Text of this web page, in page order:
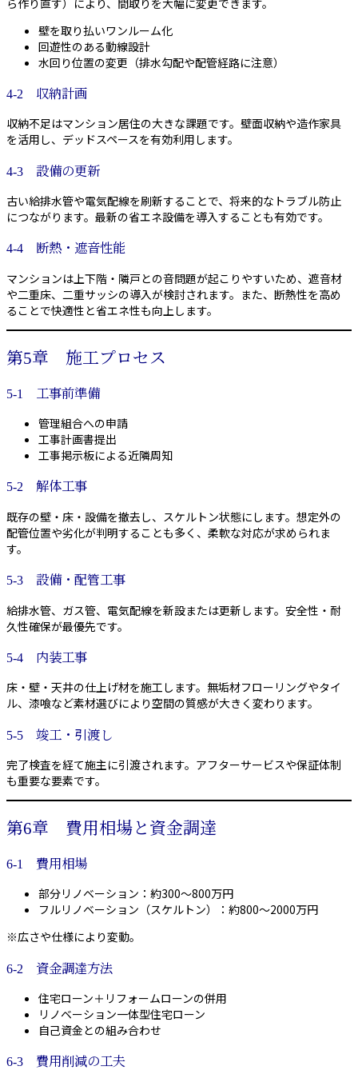
壁を取り払いワンルーム化
回遊性のある動線設計
水回り位置の変更（排水勾配や配管経路に注意）
4-2 収納計画
収納不足はマンション居住の大きな課題です。壁面収納や造作家具
を活用し、デッドスペースを有効利用します。
4-3 設備の更新
古い給排水管や電気配線を刷新することで、将来的なトラブル防止
につながります。最新の省エネ設備を導入することも有効です。
4-4 断熱・遮音性能
マンションは上下階・隣戸との音問題が起こりやすいため、遮音材
や二重床、二重サッシの導入が検討されます。また、断熱性を高め
ることで快適性と省エネ性も向上します。
第5章 施工プロセス
5-1 工事前準備
管理組合への申請
工事計画書提出
工事掲示板による近隣周知
5-2 解体工事
既存の壁・床・設備を撤去し、スケルトン状態にします。想定外の
配管位置や劣化が判明することも多く、柔軟な対応が求められま
す。
5-3 設備・配管工事
給排水管、ガス管、電気配線を新設または更新します。安全性・耐
久性確保が最優先です。
5-4 内装工事
床・壁・天井の仕上げ材を施工します。無垢材フローリングやタイ
ル、漆喰など素材選びにより空間の質感が大きく変わります。
5-5 竣工・引渡し
完了検査を経て施主に引渡されます。アフターサービスや保証体制
も重要な要素です。
第6章 費用相場と資金調達
6-1 費用相場
部分リノベーション：約300〜800万円
フルリノベーション（スケルトン）：約800〜2000万円
※広さや仕様により変動。
6-2 資金調達方法
住宅ローン＋リフォームローンの併用
リノベーション一体型住宅ローン
自己資金との組み合わせ
6-3 費用削減の工夫